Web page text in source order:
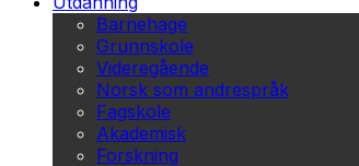
Barnehage
Grunnskole
Videregående
Norsk som andrespråk
Fagskole
Akademisk
Forskning